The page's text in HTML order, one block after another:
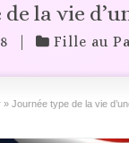
la vie
Fille au
» Journée type de la vie